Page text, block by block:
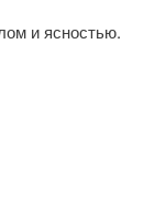
и ясностью.